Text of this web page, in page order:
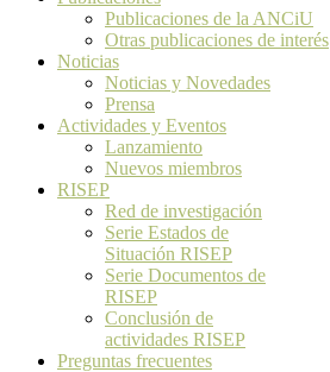
Publicaciones de la ANCiU
Otras publicaciones de interés
Noticias
Noticias y Novedades
Prensa
Actividades y Eventos
Lanzamiento
Nuevos miembros
RISEP
Red de investigación
Serie Estados de
Situación RISEP
Serie Documentos de
RISEP
Conclusión de
actividades RISEP
Preguntas frecuentes